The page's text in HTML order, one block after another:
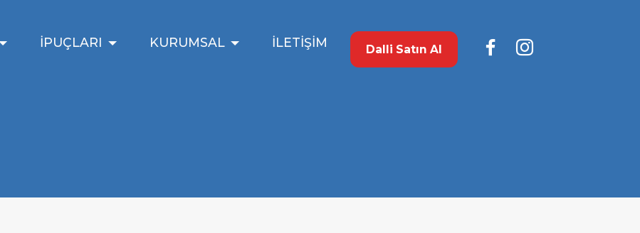
İPUÇLARI KURUMSAL İLETİŞİM
Dalli Satın Al